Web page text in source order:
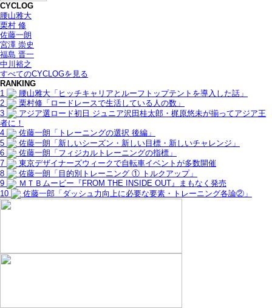
CYCLOG
腰山雅大
栗村 修
佐藤一朗
宮澤 崇史
福島 晋一
中川裕之
すべてのCYCLOGを見る
RANKING
1
腰山雅大「ヒッチキャリアとルーフトップテントを導入した話」
2
栗村修「ロードレースで生活している人の数」
3
アジア選ロード初日 ジュニア沢田桂太郎・梶原悠未が揃ってアジア王
者に！
4
佐藤一朗「トレーニングの選択 後編」
5
佐藤一朗「新しいシーズン・新しい目標・新しいチャレンジ」
6
佐藤一朗「フィジカルトレーニングの指標」
7
東京デザイナーズウィークで自転車イベントが多数開催
8
佐藤一朗「目的別トレーニング ① トルクアップ」
9
ＭＴＢムービー『FROM THE INSIDE OUT』まもなく発売
10
佐藤一郎「ダッシュ力向上に必要な要素・トレーニング各論②」